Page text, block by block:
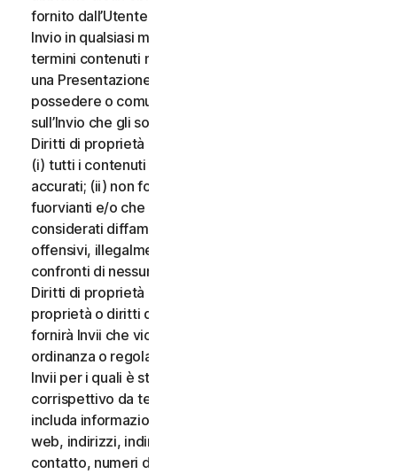
fornito dall’Utente e possiamo rimuovere qualsiasi
Invio in qualsiasi momento, in particolare se viola i
termini contenuti nel presente documento. Fornendo
una Presentazione, l’Utente dichiara e garantisce di
possedere o comunque controllare tutti i diritti
sull’Invio che gli sono necessari per fornirlo, inclusi i
Diritti di proprietà intellettuale. L’Utente accetta che:
(i) tutti i contenuti dei propri Invii devono essere
accurati; (ii) non fornirà Invii ritenuti falsi, inesatti o
fuorvianti e/o che possano essere ragionevolmente
considerati diffamatori, calunniosi, deprecabili,
offensivi, illegalmente intimidatori o molesti nei
confronti di nessuno; (iii) non fornirà Invii che violano i
Diritti di proprietà intellettuale di terzi o altri diritti di
proprietà o diritti di pubblicità o privacy; (iv) non
fornirà Invii che violano qualsiasi legge, statuto,
ordinanza o regolamento applicabile; (v) non fornirà
Invii per i quali è stato compensato o concesso alcun
corrispettivo da terzi; (vi) non fornirà alcun Invio che
includa informazioni che fanno riferimento ad altri siti
web, indirizzi, indirizzi e-mail, informazioni di
contatto, numeri di telefono o altre informazioni